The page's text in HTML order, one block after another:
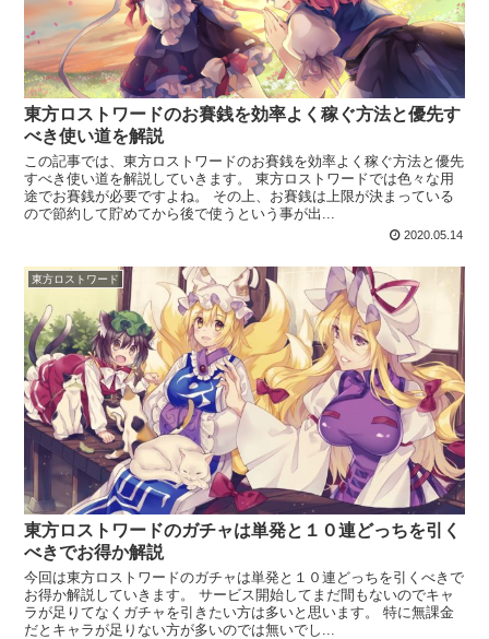
東方ロストワードのお賽銭を効率よく稼ぐ方法と優先す
べき使い道を解説
この記事では、東方ロストワードのお賽銭を効率よく稼ぐ方法と優先
すべき使い道を解説していきます。 東方ロストワードでは色々な用
途でお賽銭が必要ですよね。 その上、お賽銭は上限が決まっている
ので節約して貯めてから後で使うという事が出...
2020.05.14
東方ロストワード
東方ロストワードのガチャは単発と１０連どっちを引く
べきでお得か解説
今回は東方ロストワードのガチャは単発と１０連どっちを引くべきで
お得か解説していきます。 サービス開始してまだ間もないのでキャ
ラが足りてなくガチャを引きたい方は多いと思います。 特に無課金
だとキャラが足りない方が多いのでは無いでし...